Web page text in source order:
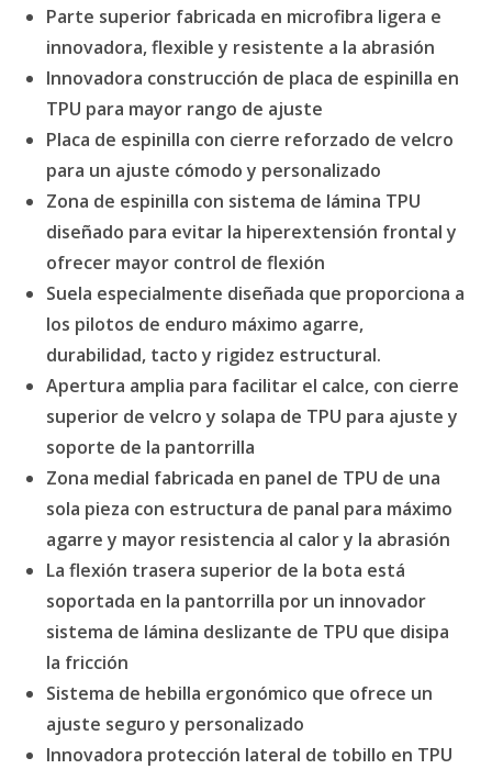
Parte superior fabricada en microfibra ligera e
innovadora, flexible y resistente a la abrasión
Innovadora construcción de placa de espinilla en
TPU para mayor rango de ajuste
Placa de espinilla con cierre reforzado de velcro
para un ajuste cómodo y personalizado
Zona de espinilla con sistema de lámina TPU
diseñado para evitar la hiperextensión frontal y
ofrecer mayor control de flexión
Suela especialmente diseñada que proporciona a
los pilotos de enduro máximo agarre,
durabilidad, tacto y rigidez estructural.
Apertura amplia para facilitar el calce, con cierre
superior de velcro y solapa de TPU para ajuste y
soporte de la pantorrilla
Zona medial fabricada en panel de TPU de una
sola pieza con estructura de panal para máximo
agarre y mayor resistencia al calor y la abrasión
La flexión trasera superior de la bota está
soportada en la pantorrilla por un innovador
sistema de lámina deslizante de TPU que disipa
la fricción
Sistema de hebilla ergonómico que ofrece un
ajuste seguro y personalizado
Innovadora protección lateral de tobillo en TPU